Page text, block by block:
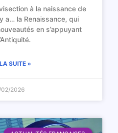
à la naissance de
a… la Renaissance, qui
en s’appuyant
SUITE »
02/2026